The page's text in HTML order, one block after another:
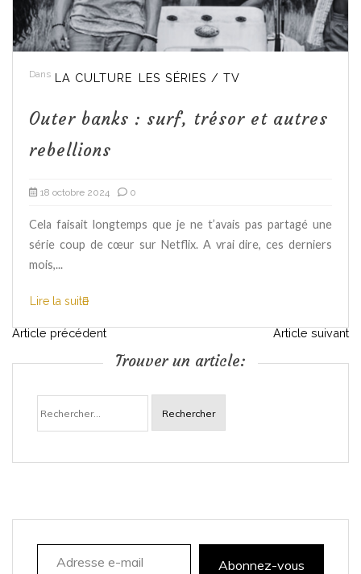
Dans LA CULTURE LES SÉRIES / TV
Outer banks : surf, trésor et autres
rebellions
18 octobre 2024 0
Cela faisait longtemps que je ne t’avais pas partagé une
série coup de cœur sur Netflix. A vrai dire, ces derniers
mois,...
Lire la suite
N
i
a
Article précédent Article suivant
Trouver un article:
Rechercher :
Adresse e-mail
Abonnez-vous